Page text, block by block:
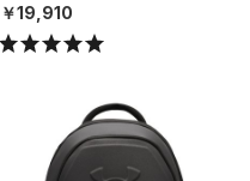
￥19,910